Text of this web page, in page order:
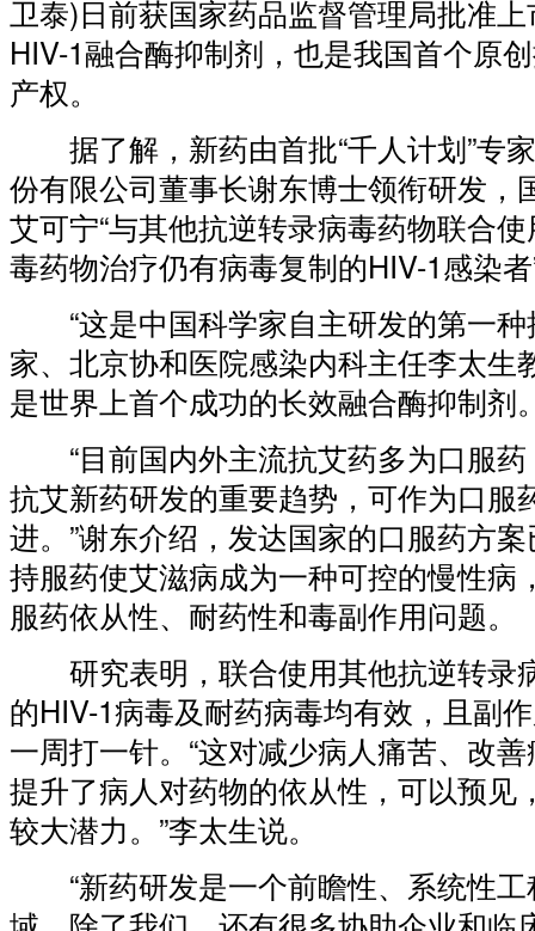
卫泰)日前获国家药品监督管理局批准
HIV-1融合酶抑制剂，也是我国首个原
产权。
据了解，新药由首批“千人计划”专
份有限公司董事长谢东博士领衔研发，
艾可宁“与其他抗逆转录病毒药物联合
毒药物治疗仍有病毒复制的HIV-1感染者
“这是中国科学家自主研发的第一种
家、北京协和医院感染内科主任李太生
是世界上首个成功的长效融合酶抑制剂
“目前国内外主流抗艾药多为口服药
抗艾新药研发的重要趋势，可作为口服
进。”谢东介绍，发达国家的口服药方
持服药使艾滋病成为一种可控的慢性病
服药依从性、耐药性和毒副作用问题。
研究表明，联合使用其他抗逆转录
的HIV-1病毒及耐药病毒均有效，且副
一周打一针。“这对减少病人痛苦、改
提升了病人对药物的依从性，可以预见
较大潜力。”李太生说。
“新药研发是一个前瞻性、系统性工